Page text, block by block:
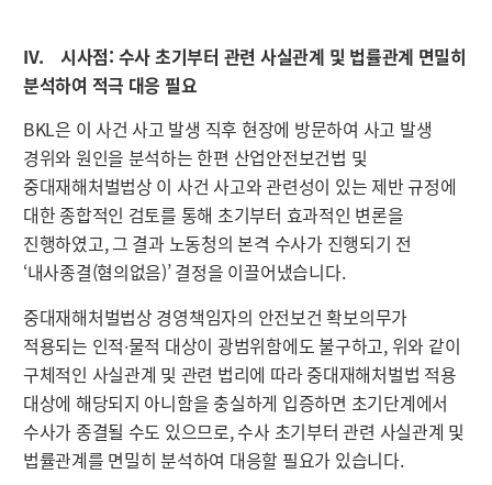
IV. 시사점: 수사 초기부터 관련 사실관계 및 법률관계 면밀히
분석하여 적극 대응 필요
BKL은 이 사건 사고 발생 직후 현장에 방문하여 사고 발생
경위와 원인을 분석하는 한편 산업안전보건법 및
중대재해처벌법상 이 사건 사고와 관련성이 있는 제반 규정에
대한 종합적인 검토를 통해 초기부터 효과적인 변론을
진행하였고, 그 결과 노동청의 본격 수사가 진행되기 전
‘내사종결(혐의없음)’ 결정을 이끌어냈습니다.
중대재해처벌법상 경영책임자의 안전보건 확보의무가
적용되는 인적∙물적 대상이 광범위함에도 불구하고, 위와 같이
구체적인 사실관계 및 관련 법리에 따라 중대재해처벌법 적용
대상에 해당되지 아니함을 충실하게 입증하면 초기단계에서
수사가 종결될 수도 있으므로, 수사 초기부터 관련 사실관계 및
법률관계를 면밀히 분석하여 대응할 필요가 있습니다.